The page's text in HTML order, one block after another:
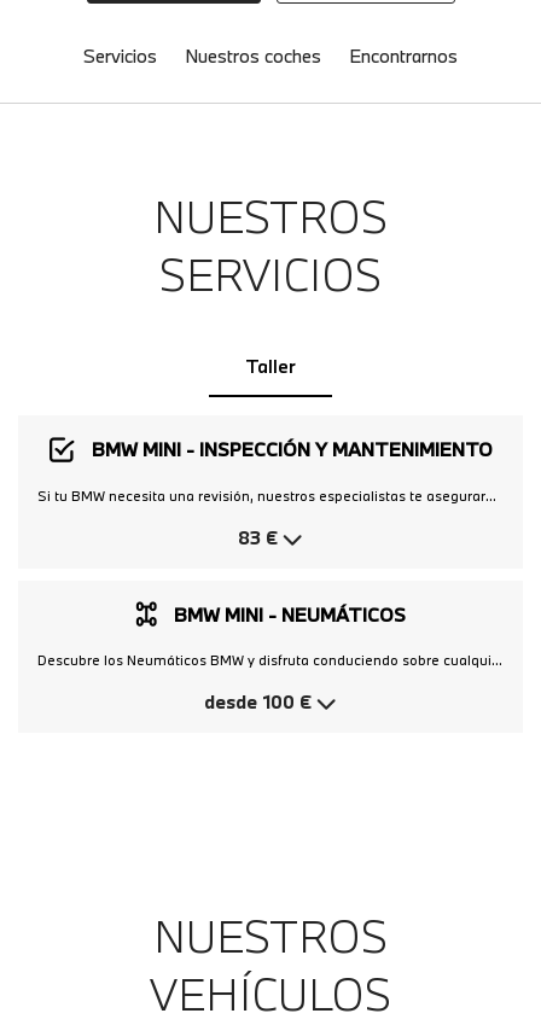
Servicios Nuestros coches Encontrarnos
NUESTROS
SERVICIOS
Taller
BMW MINI - INSPECCIÓN Y MANTENIMIENTO
Si tu BMW necesita una revisión, nuestros especialistas te asegurarán que está en las mejores condiciones: Revisión de temporada Revisión Pre – ITV. Desde: 50€ + Tasas+ IVA. Revisión del aire acondicionado Revisión de seguridad
83 €
BMW MINI - NEUMÁTICOS
Descubre los Neumáticos BMW y disfruta conduciendo sobre cualquier superficie: Marcados con la estrella: los que mejor se adaptan a tu BMW. Óptimas prestaciones: diseñados por los principales fabricantes. Tecnología Runflat: permiten seguir circulando en caso de pinchazo.
desde 100 €
NUESTROS
VEHÍCULOS